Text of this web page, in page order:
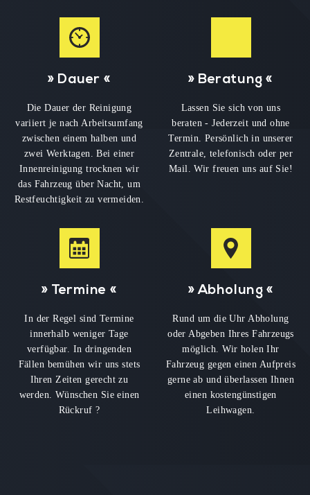
» Dauer «
Die Dauer der Reinigung
variiert je nach Arbeitsumfang
zwischen einem halben und
zwei Werktagen. Bei einer
Innenreinigung trocknen wir
das Fahrzeug über Nacht, um
Restfeuchtigkeit zu vermeiden.
» Beratung «
Lassen Sie sich von uns
beraten - Jederzeit und ohne
Termin. Persönlich in unserer
Zentrale, telefonisch oder per
Mail. Wir freuen uns auf Sie!
» Termine «
In der Regel sind Termine
innerhalb weniger Tage
verfügbar. In dringenden
Fällen bemühen wir uns stets
Ihren Zeiten gerecht zu
werden. Wünschen Sie einen
Rückruf ?
» Abholung «
Rund um die Uhr Abholung
oder Abgeben Ihres Fahrzeugs
möglich. Wir holen Ihr
Fahrzeug gegen einen Aufpreis
gerne ab und überlassen Ihnen
einen kostengünstigen
Leihwagen.